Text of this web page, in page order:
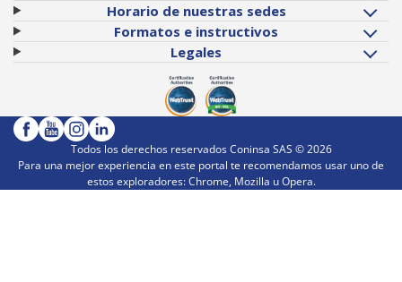
Horario de nuestras sedes
Formatos e instructivos
Legales
Todos los derechos reservados Coninsa SAS ©2026
Para una mejor experiencia en este portal te recomendamos usar uno de
estos exploradores: Chrome, Mozilla u Opera.